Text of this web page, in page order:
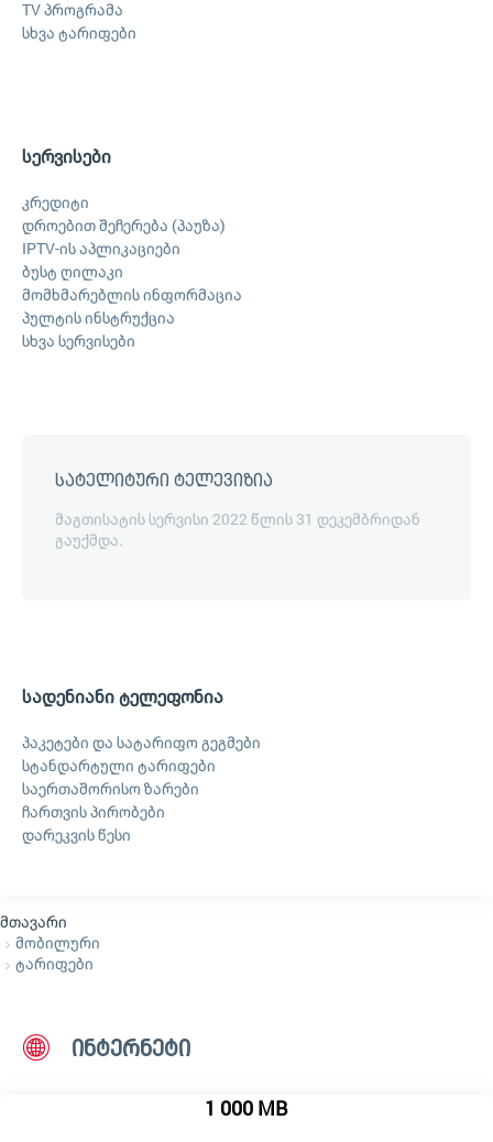
TV პროგრამა
სხვა ტარიფები
სერვისები
კრედიტი
დროებით შეჩერება (პაუზა)
IPTV-ის აპლიკაციები
ბუსტ ღილაკი
მომხმარებლის ინფორმაცია
პულტის ინსტრუქცია
სხვა სერვისები
სატელიტური ტელევიზია
მაგთისატის სერვისი 2022 წლის 31 დეკემბრიდან
გაუქმდა.
სადენიანი ტელეფონია
პაკეტები და სატარიფო გეგმები
სტანდარტული ტარიფები
საერთაშორისო ზარები
ჩართვის პირობები
დარეკვის წესი
მთავარი
მობილური
ტარიფები
ინტერნეტი
1 000 MB